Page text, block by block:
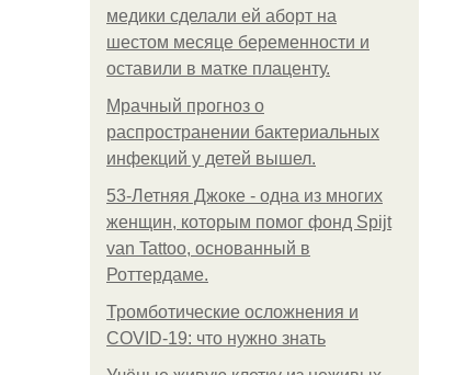
медики сделали ей аборт на
шестом месяце беременности и
оставили в матке плаценту.
Мрачный прогноз о
распространении бактериальных
инфекций у детей вышел.
53-Летняя Джоке - одна из многих
женщин, которым помог фонд Spijt
van Tattoo, основанный в
Роттердаме.
Тромботические осложнения и
COVID-19: что нужно знать